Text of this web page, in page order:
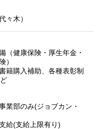
々木）
（健康保険・厚生年金・
）
籍購入補助、各種表彰制
業部のみ(ジョブカン・
給(支給上限有り)